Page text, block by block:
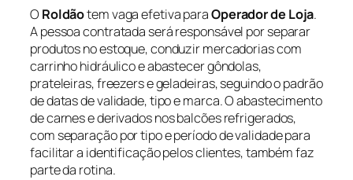
O Roldãotem vaga efetiva paraOperador de Loja.
A pessoa contratada será responsável por separar
produtos no estoque, conduzir mercadorias com
carrinho hidráulico e abastecer gôndolas,
prateleiras, freezers e geladeiras, seguindo o padrão
de datas de validade, tipo e marca. O abastecimento
de carnes e derivados nos balcões refrigerados,
com separação por tipo e período de validade para
facilitar a identificação pelos clientes, também faz
parte da rotina.